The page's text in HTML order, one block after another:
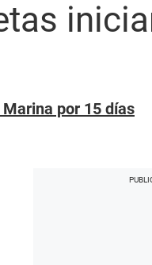
por 15 días